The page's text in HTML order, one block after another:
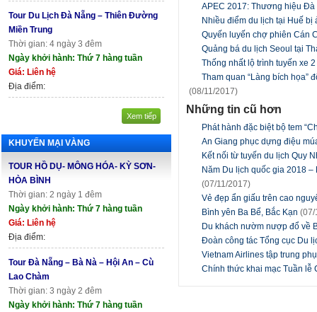
Tour Du Lịch Đà Nẵng – Thiên Đường
Miền Trung
Thời gian: 4 ngày 3 đêm
Ngày khởi hành: Thứ 7 hàng tuần
Giá: Liên hệ
Địa điểm:
Xem tiếp
KHUYẾN MẠI VÀNG
TOUR HỒ DỤ- MÔNG HÓA- KỲ SƠN-
HÒA BÌNH
Thời gian: 2 ngày 1 đêm
Ngày khởi hành: Thứ 7 hàng tuần
Giá: Liên hệ
Địa điểm:
Tour Đà Nẵng – Bà Nà – Hội An – Cù
Lao Chàm
Thời gian: 3 ngày 2 đêm
Ngày khởi hành: Thứ 7 hàng tuần
APEC 2017: Thương hiệu
Nhiều điểm du lịch tại Huế
Quyến luyến chợ phiên Cán
Quảng bá du lịch Seoul tại
Thống nhất lộ trình tuyến xe
Tham quan “Làng bích họa”
(08/11/2017)
Những tin cũ hơn
Phát hành đặc biệt bộ tem
An Giang phục dựng điệu
Kết nối từ tuyến du lịch Quy
Năm Du lịch quốc gia 2018
(07/11/2017)
Vẻ đẹp ẩn giấu trên cao
Bình yên Ba Bể, Bắc Kạn (07/
Du khách nườm nượp đổ về
Đoàn công tác Tổng cục Du
Vietnam Airlines tập trung
Chính thức khai mạc Tuần lễ